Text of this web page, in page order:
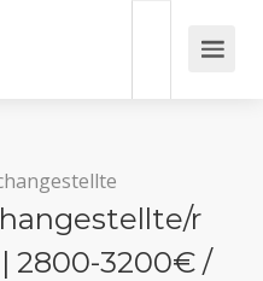
r
2800-3200€ /